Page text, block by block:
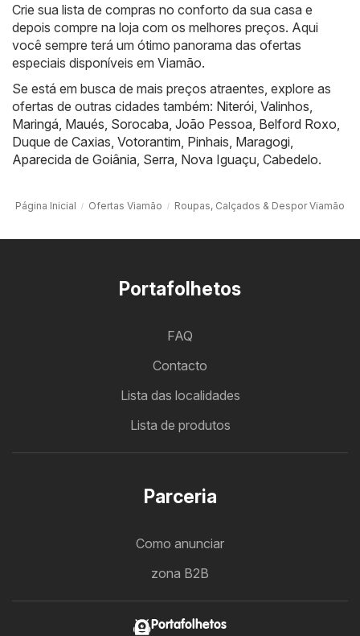
Crie sua lista de compras no conforto da sua casa e
depois compre na loja com os melhores preços. Aqui
você sempre terá um ótimo panorama das ofertas
especiais disponíveis em Viamão.
Se está em busca de mais preços atraentes, explore as
ofertas de outras cidades também: Niterói Valinhos
Maringá Maués Sorocaba João Pessoa Belford Roxo
Duque de Caxias Votorantim Pinhais Maragogi
Aparecida de Goiânia Serra Nova Iguaçu Cabedelo.
Página Inicial Ofertas Viamão Roupas, Calçados & Despor Viamão
Portafolhetos
FAQ
Contacto
Lista das localidades
Lista de produtos
Parceria
Como anunciar
zona B2B
Portafolhetos